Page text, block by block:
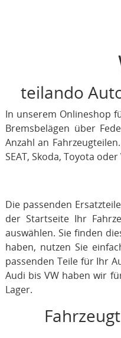
teilando
In unserem Onlineshop
Bremsbelägen über
Anzahl an
SEAT, Skoda, Toyota
Die passenden
der Startseite Ihr
auswählen. Sie finden
haben, nutzen Sie
passenden Teile für Ihr
Audi bis VW haben wir
Lager.